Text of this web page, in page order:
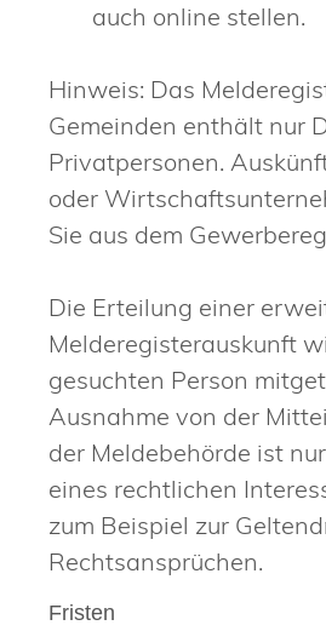
auch online stellen.
Hinweis: Das
Gemeinden enthält nur
Privatpersonen.
oder
Sie aus dem
Die Erteilung einer
Melderegisterauskunft
gesuchten Person
Ausnahme von der
der Meldebehörde ist
eines rechtlichen
zum Beispiel zur
Rechtsansprüchen.
Fristen